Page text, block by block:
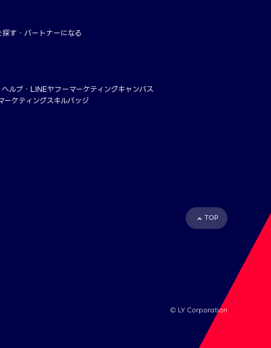
探す パートナーになる
ルプ
LINEヤフーマーケティングキャンパス
ーケティングスキルバッジ
TOP
©︎ LY Corporation